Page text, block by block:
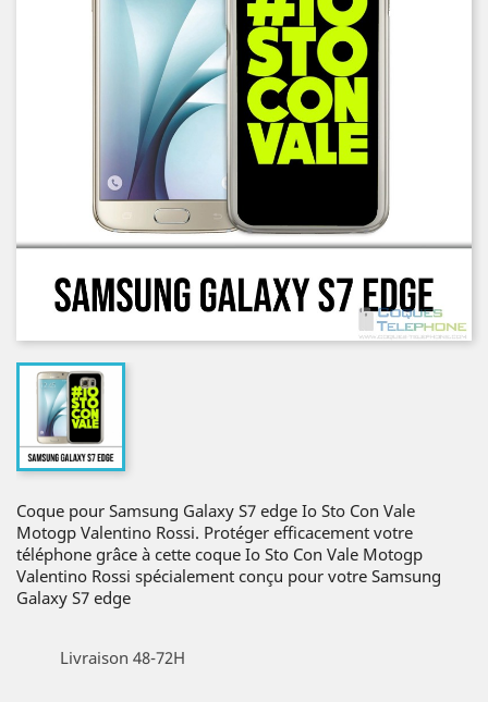
Coque pour Samsung Galaxy S7 edge Io Sto Con Vale
Motogp Valentino Rossi. Protéger efficacement votre
téléphone grâce à cette coque Io Sto Con Vale Motogp
Valentino Rossi spécialement conçu pour votre Samsung
Galaxy S7 edge
Livraison 48-72H